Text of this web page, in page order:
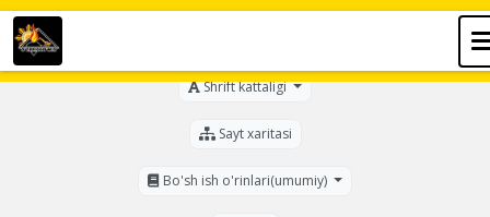
Shrift kattaligi
Sayt xaritasi
Bo'sh ish o'rinlari(umumiy)